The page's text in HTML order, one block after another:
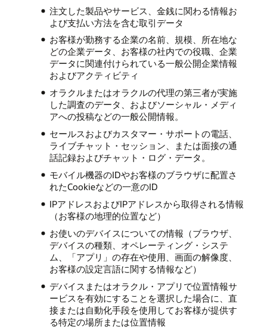
注文した製品やサービス、金銭に関わる情報お
よび支払い方法を含む取引データ
お客様が勤務する企業の名前、規模、所在地な
どの企業データ、お客様の社内での役職、企業
データに関連付けられている一般公開企業情報
およびアクティビティ
オラクルまたはオラクルの代理の第三者が実施
した調査のデータ、およびソーシャル・メディ
アへの投稿などの一般公開情報。
セールスおよびカスタマー・サポートの電話、
ライブチャット・セッション、または面接の通
話記録およびチャット・ログ・データ。
モバイル機器のIDやお客様のブラウザに配置さ
れたCookieなどの一意のID
IPアドレスおよびIPアドレスから取得される情報
（お客様の地理的位置など）
お使いのデバイスについての情報（ブラウザ、
デバイスの種類、オペレーティング・システ
ム、「アプリ」の存在や使用、画面の解像度、
お客様の設定言語に関する情報など）
デバイスまたはオラクル・アプリで位置情報サ
ービスを有効にすることを選択した場合に、直
接または自動化手段を使用してお客様が提供す
る特定の場所または位置情報